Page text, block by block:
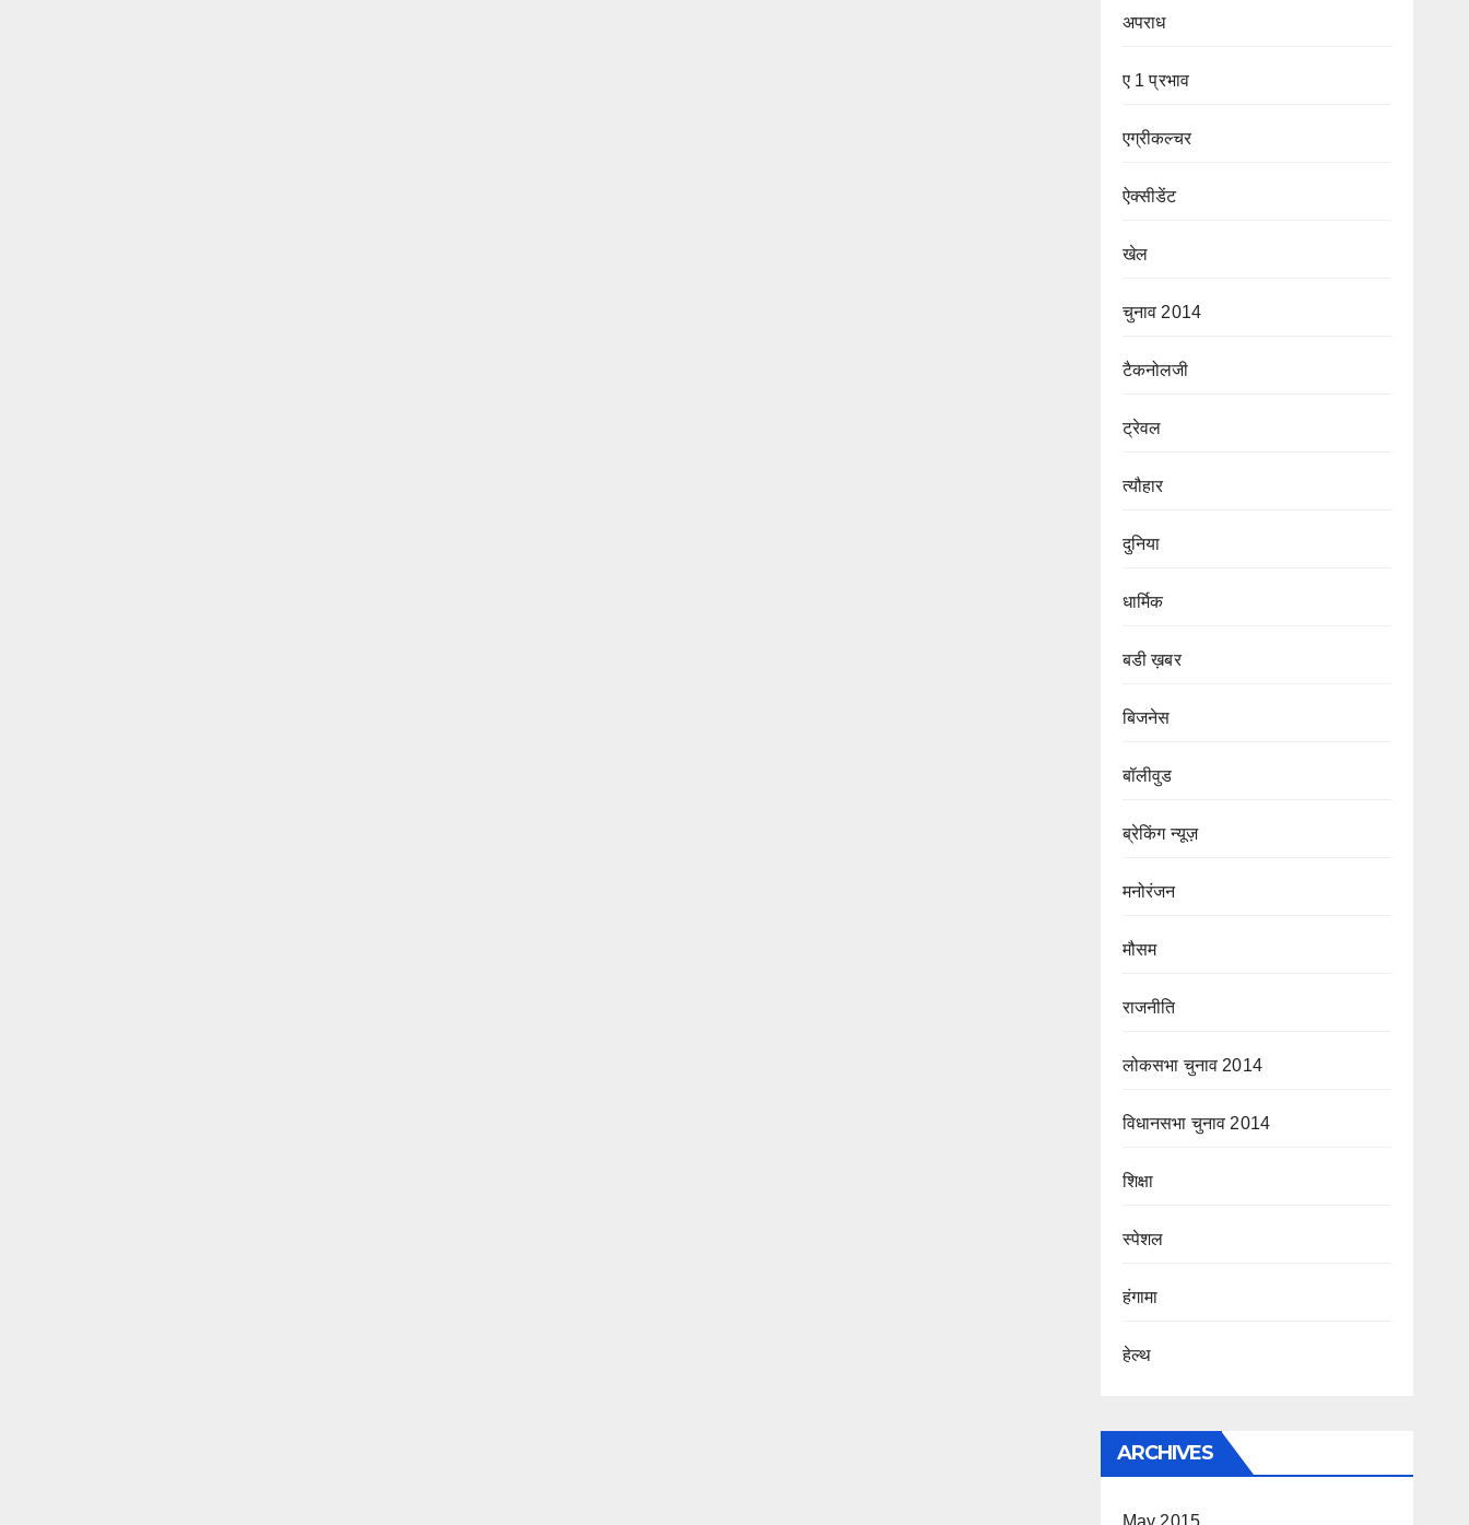
अपराध
ए 1 प्रभाव
एग्रीकल्चर
ऐक्सीडेंट
खेल
चुनाव 2014
टैकनोलजी
ट्रेवल
त्यौहार
दुनिया
धार्मिक
बडी ख़बर
बिजनेस
बॉलीवुड
ब्रेकिंग न्यूज़
मनोरंजन
मौसम
राजनीति
लोकसभा चुनाव 2014
विधानसभा चुनाव 2014
शिक्षा
स्पेशल
हंगामा
हेल्थ
ARCHIVES
May 2015